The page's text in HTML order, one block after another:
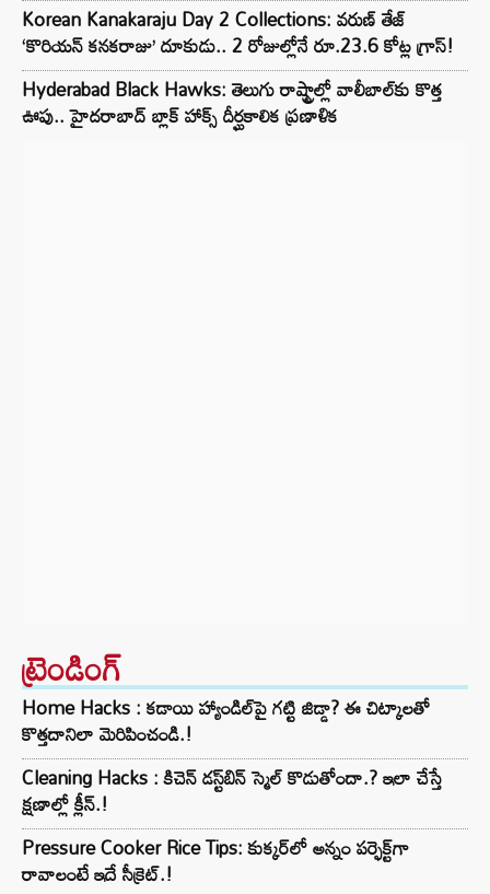
Korean Kanakaraju Day 2 Collections: వరుణ్ తేజ్
‘కొరియన్ కనకరాజు’ దూకుడు.. 2 రోజుల్లోనే రూ.23.6 కోట్ల గ్రాస్!
Hyderabad Black Hawks: తెలుగు రాష్ట్రాల్లో వాలీబాల్‌కు కొత్త
ఊపు.. హైదరాబాద్ బ్లాక్ హాక్స్ దీర్ఘకాలిక ప్రణాళిక
ట్రెండింగ్‌
Home Hacks : కడాయి హ్యాండిల్‌పై గట్టి జిడ్డా? ఈ చిట్కాలతో
కొత్తదానిలా మెరిపించండి.!
Cleaning Hacks : కిచెన్ డస్ట్‌బిన్ స్మెల్ కొడుతోందా.? ఇలా చేస్తే
క్షణాల్లో క్లీన్.!
Pressure Cooker Rice Tips: కుక్కర్‌లో అన్నం పర్ఫెక్ట్‌గా
రావాలంటే ఇదే సీక్రెట్.!